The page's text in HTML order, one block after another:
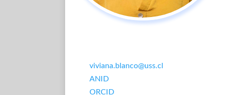
viviana.blanco@uss.cl
ANID
ORCID